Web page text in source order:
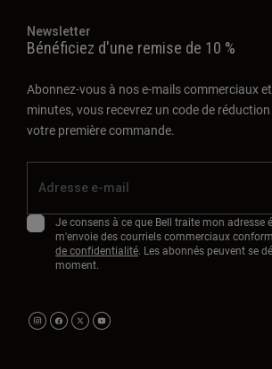
Newsletter
Bénéficiez d'une remise de 10 %
Abonnez-vous à nos e-mails commerciaux
minutes, vous recevrez un code de
votre première commande.
Je consens à ce que Bell traite mon adresse
m'envoie des courriels commerciaux
de confidentialité. Les abonnés peuvent se
moment.